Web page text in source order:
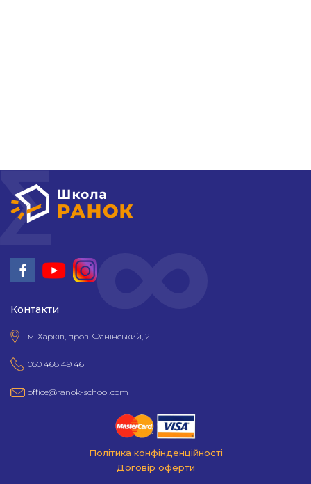
Контакти
м. Харків, пров. Фанінський, 2
050 468 49 46
office@ranok-school.com
Політика конфінденційності
Договір оферти